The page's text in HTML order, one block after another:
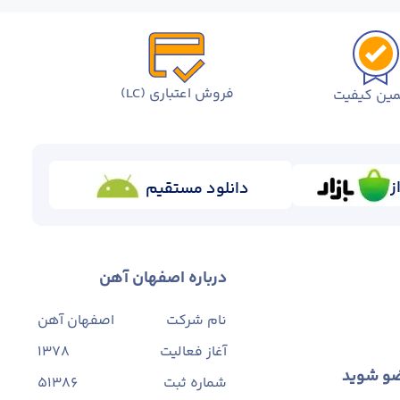
کیفیت فروش اعتباری (LC)
دانلود مستقیم
شوید
درباره اصفهان آهن
نام شرکت
اصفهان آهن
آغاز فعالیت
1378
شماره ثبت
۵۱۳۸۶